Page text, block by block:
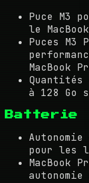
Puce M3
le
Puces M3
MacBook
Quantités
à 128 Go
Batterie
pour les
MacBook